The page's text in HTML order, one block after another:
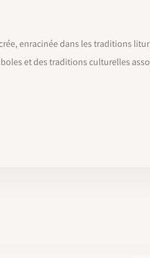
enracinée dans les traditions
et des traditions culturelles